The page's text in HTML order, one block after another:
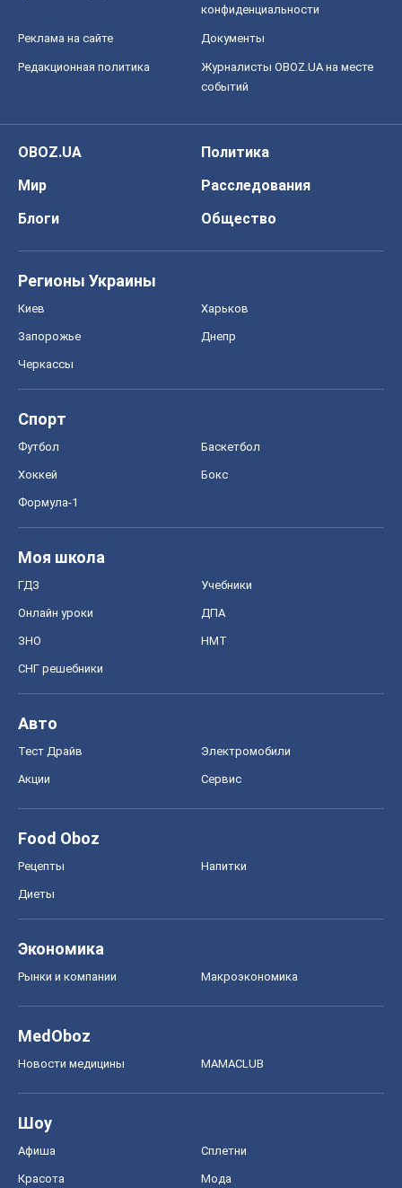
конфиденциальности
Реклама на сайте Документы
Редакционная политика
Журналисты OBOZ.UA на месте
событий
OBOZ.UA
Политика
Мир
Расследования
Блоги
Общество
Регионы Украины
Киев Харьков
Запорожье Днепр
Черкассы
Спорт
Футбол Баскетбол
Хоккей Бокс
Формула-1
Моя школа
ГДЗ Учебники
Онлайн уроки ДПА
ЗНО НМТ
СНГ решебники
Авто
Тест Драйв Электромобили
Акции Сервис
Food Oboz
Рецепты Напитки
Диеты
Экономика
Рынки и компании Mакроэкономика
MedOboz
Новости медицины MAMACLUB
Шоу
Афиша Сплетни
Красота Мода